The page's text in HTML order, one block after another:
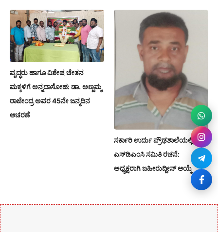
ವೃದ್ಧರು ಹಾಗೂ ವಿಶೇಷ ಚೇತನ
ಮಕ್ಕಳಿಗೆ ಅನ್ನದಾಸೋಹ: ಡಾ. ಅಣ್ಣಮ್ಮ
ರಾಜೇಂದ್ರ ಅವರ 45ನೇ ಜನ್ಮದಿನ
ಆಚರಣೆ
ಸರ್ಕಾರಿ ಉರ್ದು ಪ್ರೌಢಶಾಲೆಯಲ್ಲಿ
ಎಸ್‌ಡಿಎಂಸಿ ಸಮಿತಿ ರಚನೆ:
ಅಧ್ಯಕ್ಷರಾಗಿ ಜಹೀರುದ್ದೀನ್ ಆಯ್ಕೆ